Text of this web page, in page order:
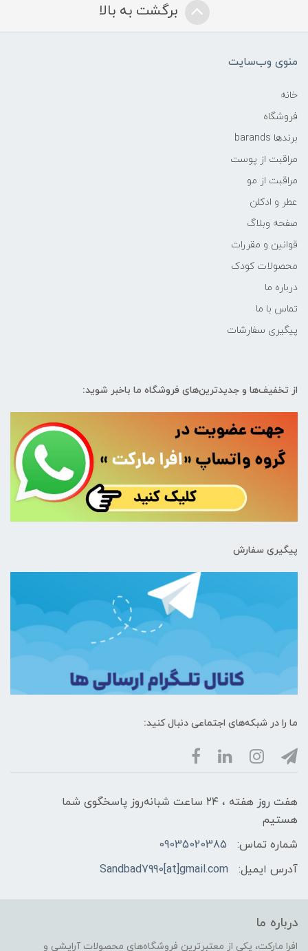
برگشت به بالا
منوی وب‌سایت
خانه
فروشگاه
برندها barands
مراقبت از پوست
مراقبت از مو
عطر و ادکلن
صفحه وبلاگ
قوانین و مقررات
محصولات کودک
درباره ما
تماس با ما
پیگیری سفارشات
از تخفیف‌ها و جدیدترین‌های فروشگاه ما باخبر شوید:
پیگیری سفارش
ما را در شبکه‌های اجتماعی دنبال کنید:
هفت روز هفته ، ۲۴ ساعت شبانه‌روز پاسخگوی شما
هستیم
شماره تماس:
09035020385
آدرس ایمیل:
Sandbad7990[at]gmail.com
درباره ما
افرا مارکت، یکی از معتبرترین فروشگاه‌های محصولات آرایشی و